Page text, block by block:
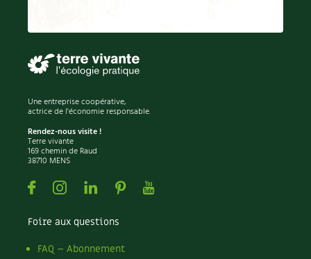
Habitat écologique
Matériaux écologiques
Énergie
Gestion de l’eau
Entretien de la maison
Décoration et petit bricolage
Expés
Bonnes adresses
Liste des pépiniéristes
Mieux consommer
Une entreprise coopérative,
actrice de l'économie responsable.
Rendez-nous visite !
Terre vivante
169 chemin de Raud
38710 MENS
FacebookInstagramLinkedin
PinterestYoutube
Foire aux questions
FAQ – Abonnement